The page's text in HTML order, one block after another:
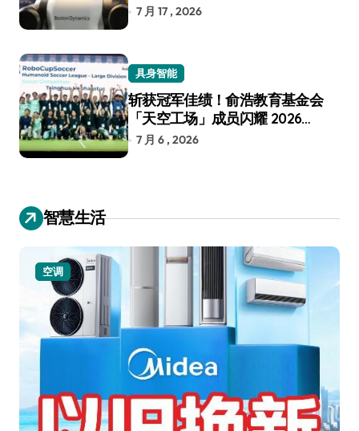
7 月 17 , 2026
具身智能
斩获冠军佳绩！俞浩教育基金会
「天空工场」成员闪耀 2026
RoboCup 机器人世界杯
7 月 6 , 2026
智慧生活